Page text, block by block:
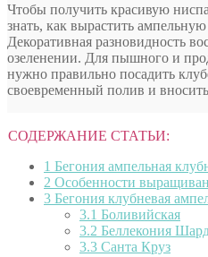
Чтобы получить красивую
знать, как вырастить
Декоративная разновидность
озеленении. Для пышного и
нужно правильно посадить
своевременный полив и вносить
СОДЕРЖАНИЕ СТАТЬИ:
1 Бегония ампельная
2 Особенности
3 Бегония клубневая
3.1 Боливийская
3.2 Беллекония
3.3 Санта Круз